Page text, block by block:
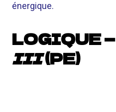
énergique.
LOGIQUE —
III(PE)